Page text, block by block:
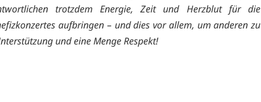
trotzdem Energie, Zeit und Herzblut für die
aufbringen – und dies vor allem, um anderen zu
und eine Menge Respekt!